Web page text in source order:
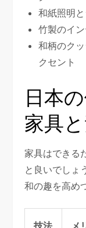
和紙照明
竹製のイ
和柄のク
クセント
日本
家具
家具はできる
と良いでしょ
和の趣を高め
技法 メ